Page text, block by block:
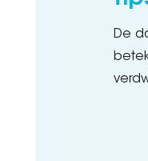
De